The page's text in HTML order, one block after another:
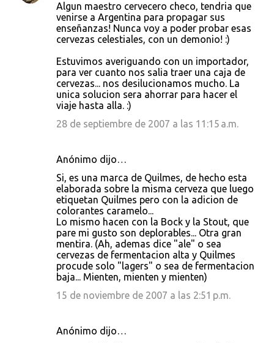
Algun maestro cervecero checo, tendria que
venirse a Argentina para propagar sus
enseñanzas! Nunca voy a poder probar esas
cervezas celestiales, con un demonio! :)
Estuvimos averiguando con un importador,
para ver cuanto nos salia traer una caja de
cervezas... nos desilucionamos mucho. La
unica solucion sera ahorrar para hacer el
viaje hasta alla. :)
28 de septiembre de 2007 a las 11:15 a.m.
Anónimo dijo…
Si, es una marca de Quilmes, de hecho esta
elaborada sobre la misma cerveza que luego
etiquetan Quilmes pero con la adicion de
colorantes caramelo...
Lo mismo hacen con la Bock y la Stout, que
pare mi gusto son deplorables... Otra gran
mentira. (Ah, ademas dice "ale" o sea
cervezas de fermentacion alta y Quilmes
procude solo "lagers" o sea de fermentacion
baja... Mienten, mienten y mienten)
15 de noviembre de 2007 a las 2:51 p.m.
Anónimo dijo…